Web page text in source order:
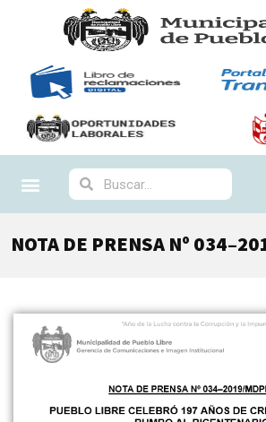
NOTA DE PRENSA Nº